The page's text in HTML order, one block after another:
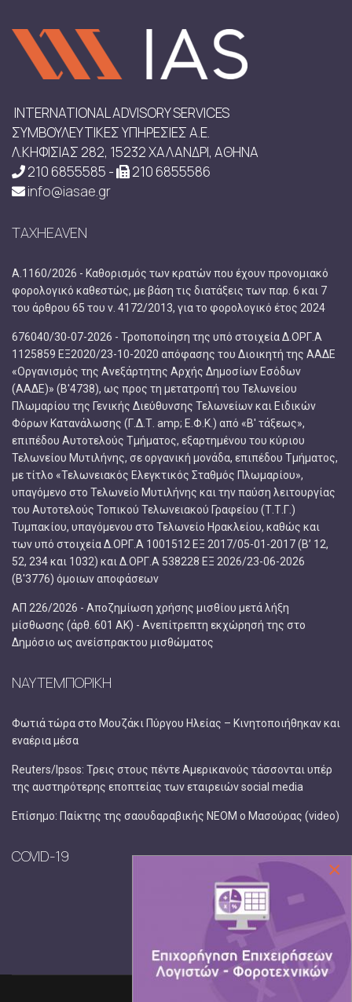
INTERNATIONAL ADVISORY SERVICES
ΣΥΜΒΟΥΛΕΥΤΙΚΕΣ ΥΠΗΡΕΣΙΕΣ Α.Ε.
Λ.ΚΗΦΙΣΙΑΣ 282, 15232 ΧΑΛΑΝΔΡΙ, ΑΘΗΝΑ
210 6855585 -
210 6855586
info@iasae.gr
TAXHEAVEN
Α.1160/2026 - Καθορισμός των κρατών που έχουν προνομιακό
φορολογικό καθεστώς, με βάση τις διατάξεις των παρ. 6 και 7
του άρθρου 65 του ν. 4172/2013, για το φορολογικό έτος 2024
676040/30-07-2026 - Τροποποίηση της υπό στοιχεία Δ.ΟΡΓ.Α
1125859 ΕΞ2020/23-10-2020 απόφασης του Διοικητή της ΑΑΔΕ
«Οργανισμός της Ανεξάρτητης Αρχής Δημοσίων Εσόδων
(ΑΑΔΕ)» (Β'4738), ως προς τη μετατροπή του Τελωνείου
Πλωμαρίου της Γενικής Διεύθυνσης Τελωνείων και Ειδικών
Φόρων Κατανάλωσης (Γ.Δ.Τ. amp; Ε.Φ.Κ.) από «Β' τάξεως»,
επιπέδου Αυτοτελούς Τμήματος, εξαρτημένου του κύριου
Τελωνείου Μυτιλήνης, σε οργανική μονάδα, επιπέδου Τμήματος,
με τίτλο «Τελωνειακός Ελεγκτικός Σταθμός Πλωμαρίου»,
υπαγόμενο στο Τελωνείο Μυτιλήνης και την παύση λειτουργίας
του Αυτοτελούς Τοπικού Τελωνειακού Γραφείου (Τ.Τ.Γ.)
Τυμπακίου, υπαγόμενου στο Τελωνείο Ηρακλείου, καθώς και
των υπό στοιχεία Δ.ΟΡΓ.Α 1001512 ΕΞ 2017/05-01-2017 (Β’ 12,
52, 234 και 1032) και Δ.ΟΡΓ.Α 538228 ΕΞ 2026/23-06-2026
(Β'3776) όμοιων αποφάσεων
ΑΠ 226/2026 - Αποζημίωση χρήσης μισθίου μετά λήξη
μίσθωσης (άρθ. 601 ΑΚ) - Ανεπίτρεπτη εκχώρησή της στο
Δημόσιο ως ανείσπρακτου μισθώματος
ΝΑΥΤΕΜΠΟΡΙΚΗ
Φωτιά τώρα στο Μουζάκι Πύργου Ηλείας – Κινητοποιήθηκαν και
εναέρια μέσα
Reuters/Ipsos: Τρεις στους πέντε Αμερικανούς τάσσονται υπέρ
της αυστηρότερης εποπτείας των εταιρειών social media
Επίσημο: Παίκτης της σαουδαραβικής ΝΕΟΜ ο Μασούρας (video)
COVID-19
×